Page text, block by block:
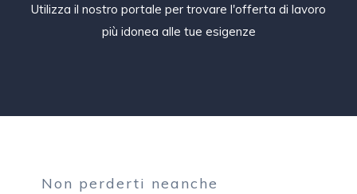
Utilizza il nostro portale per trovare l'offerta di lavoro
più idonea alle tue esigenze
Non perderti neanche